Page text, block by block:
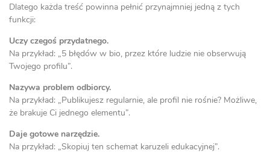
Dlatego każda treść powinna pełnić przynajmniej jedną z tych
funkcji:
Uczy czegoś przydatnego.
Na przykład: „5 błędów w bio, przez które ludzie nie obserwują
Twojego profilu”.
Nazywa problem odbiorcy.
Na przykład: „Publikujesz regularnie, ale profil nie rośnie? Możliwe,
że brakuje Ci jednego elementu”.
Daje gotowe narzędzie.
Na przykład: „Skopiuj ten schemat karuzeli edukacyjnej”.